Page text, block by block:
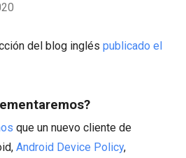
del blog inglés publicado el
que un nuevo cliente de
Android Device Policy,